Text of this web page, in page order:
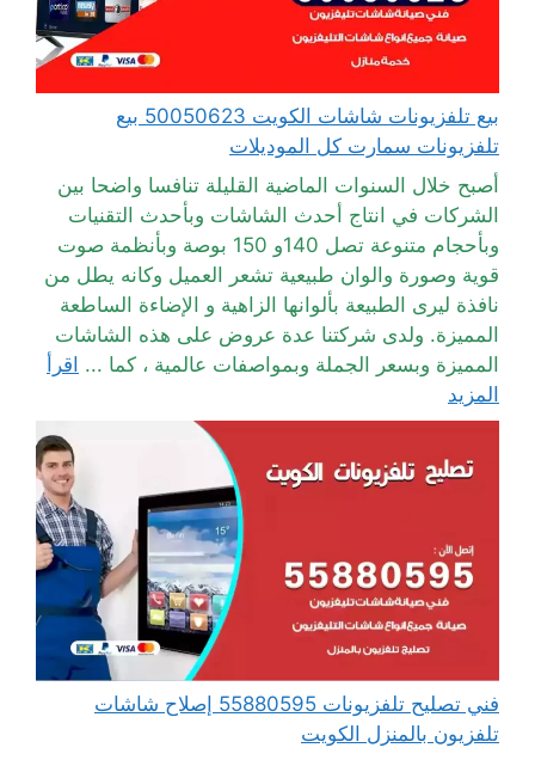
بيع تلفزيونات شاشات الكويت 50050623 بيع
تلفزيونات سمارت كل الموديلات
أصبح خلال السنوات الماضية القليلة تنافسا واضحا بين
الشركات في انتاج أحدث الشاشات وبأحدث التقنيات
وبأحجام متنوعة تصل 140و 150 بوصة وبأنظمة صوت
قوية وصورة والوان طبيعية تشعر العميل وكانه يطل من
نافذة ليرى الطبيعة بألوانها الزاهية و الإضاءة الساطعة
المميزة. ولدى شركتنا عدة عروض على هذه الشاشات
المميزة وبسعر الجملة وبمواصفات عالمية ، كما ... اقرأ
المزيد
فني تصليح تلفزيونات 55880595 إصلاح شاشات
تلفزيون بالمنزل الكويت